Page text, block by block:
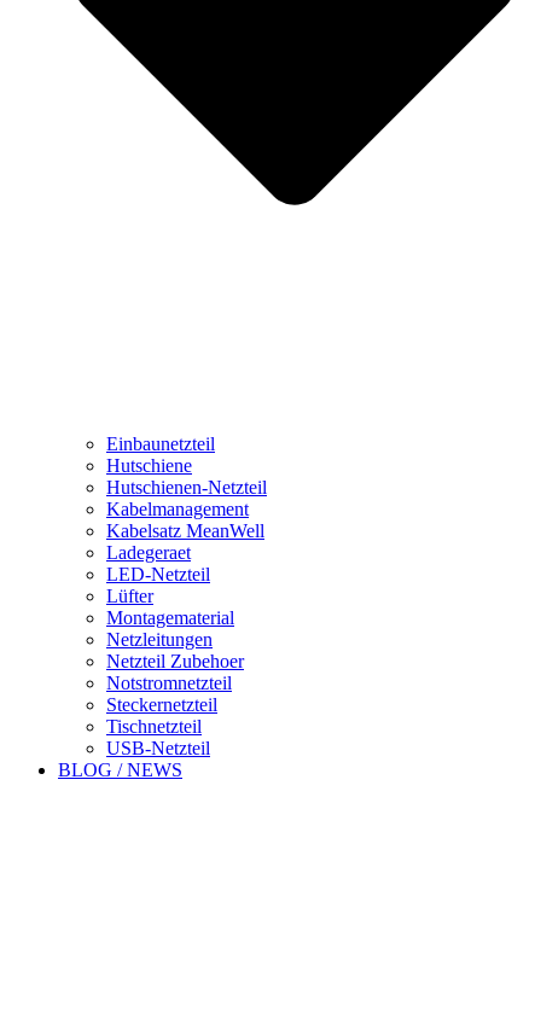
Einbaunetzteil
Hutschiene
Hutschienen-Netzteil
Kabelmanagement
Kabelsatz MeanWell
Ladegeraet
LED-Netzteil
Lüfter
Montagematerial
Netzleitungen
Netzteil Zubehoer
Notstromnetzteil
Steckernetzteil
Tischnetzteil
USB-Netzteil
BLOG / NEWS